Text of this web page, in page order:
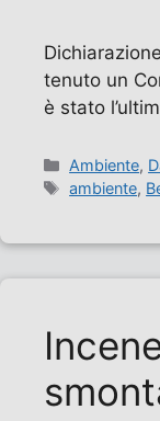
tenuto un
è stato
Categorie
Ambiente,
Tag
ambiente,